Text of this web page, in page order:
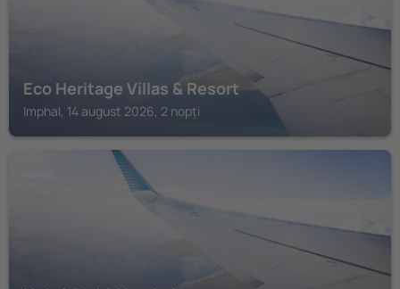
Eco Heritage Villas & Resort
Imphal, 14 august 2026, 2 nopți